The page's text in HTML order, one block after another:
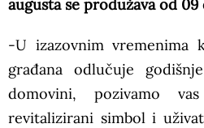
augusta se produžava od 09
-U izazovnim vremenima
građana odlučuje
domovini, pozivamo
revitalizirani simbol i